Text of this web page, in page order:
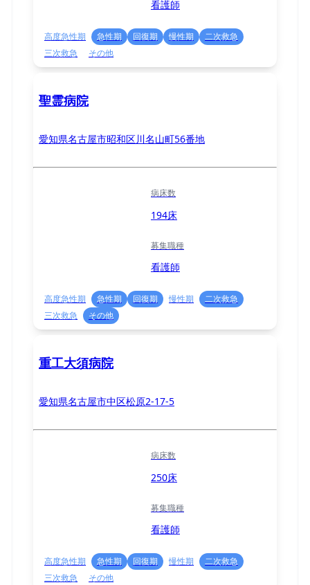
看護師
高度急性期 急性期 回復期 慢性期
二次救急
三次救急
その他
聖霊病院
愛知県名古屋市昭和区川名山町56番地
病床数
194床
募集職種
看護師
高度急性期 急性期 回復期 慢性期
二次救急
三次救急
その他
重工大須病院
愛知県名古屋市中区松原2-17-5
病床数
250床
募集職種
看護師
高度急性期 急性期 回復期 慢性期
二次救急
三次救急
その他